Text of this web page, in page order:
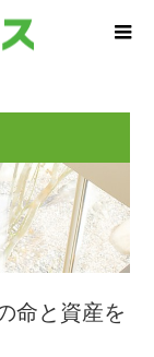
命と資産を